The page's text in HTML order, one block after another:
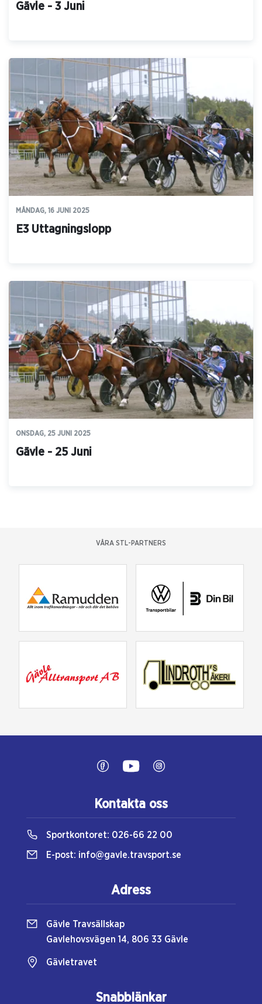
Gävle - 3 Juni
MÅNDAG, 16 JUNI 2025
E3 Uttagningslopp
ONSDAG, 25 JUNI 2025
Gävle - 25 Juni
VÅRA STL-PARTNERS
Snabblänkar
Kontakta oss
Sportkontoret: 026-66 22 00
E-post: info@gavle.travsport.se
Adress
Gävle Travsällskap
Gavlehovsvägen 14, 806 33 Gävle
Gävletravet